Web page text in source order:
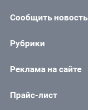
Сообщить новость
Рубрики
Реклама на сайте
Прайс-лист